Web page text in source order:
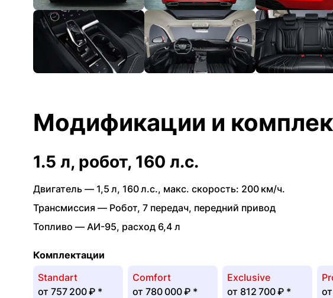
Модификации и
1.5 л, робот, 160 л.с.
Двигатель — 1,5 л, 160 л.с., макс. скорость: 200 км/ч.
Трансмиссия — Робот, 7 передач, передний привод
Топливо — АИ-95, расход 6,4 л
Комплектации
Standart
от 757 200 ₽ *
Comfort
от 780 000 ₽ *
Exclusive
от 812 700 ₽ *
от